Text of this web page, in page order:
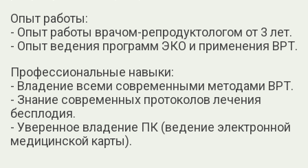
Опыт работы:
- Опыт работы врачом-репродуктологом от 3 лет.
- Опыт ведения программ ЭКО и применения ВРТ.
Профессиональные навыки:
- Владение всеми современными методами ВРТ.
- Знание современных протоколов лечения
бесплодия.
- Уверенное владение ПК (ведение электронной
медицинской карты).